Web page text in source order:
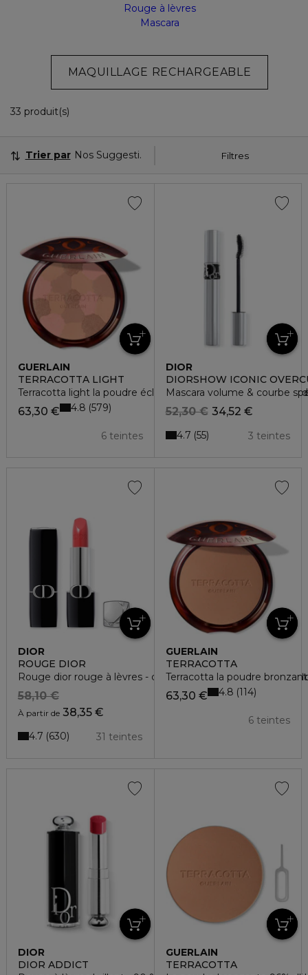
Rouge à lèvres
Mascara
MAQUILLAGE RECHARGEABLE
33 produit(s)
Filtres
Trier par Nos Suggestions
GUERLAIN
TERRACOTTA LIGHT
Terracotta light la poudre éclat bonne mine naturelle - 96%
63,30 €
6 teintes
4.8 579
DIOR
DIORSHOW ICONIC
Mascara volume & courbe
34,52 €
52,30 €
3 teintes
4.7 55
DIOR
ROUGE DIOR
Rouge dior rouge à lèvres - confort et longue tenue - soin
À partir de 38,35 €
58,10 €
31 teintes
4.7 630
GUERLAIN
TERRACOTTA
Terracotta la poudre
63,30 €
6 teintes
4.8 114
DIOR
DIOR ADDICT
GUERLAIN
TERRACOTTA